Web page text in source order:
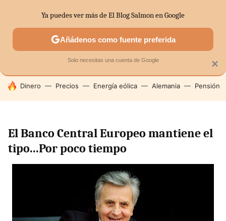
SECTORES ECONOMÍA DOMÉSTICA MERCADOS
HOY SE HABLA DE
Dinero Precios Energía eólica Alemania Pensión
El Banco Central Europeo mantiene el
tipo...Por poco tiempo
×
Ya puedes ver más de El Blog Salmon en Google
Añádenos como fuente preferida
Solo necesitas una cuenta de Google